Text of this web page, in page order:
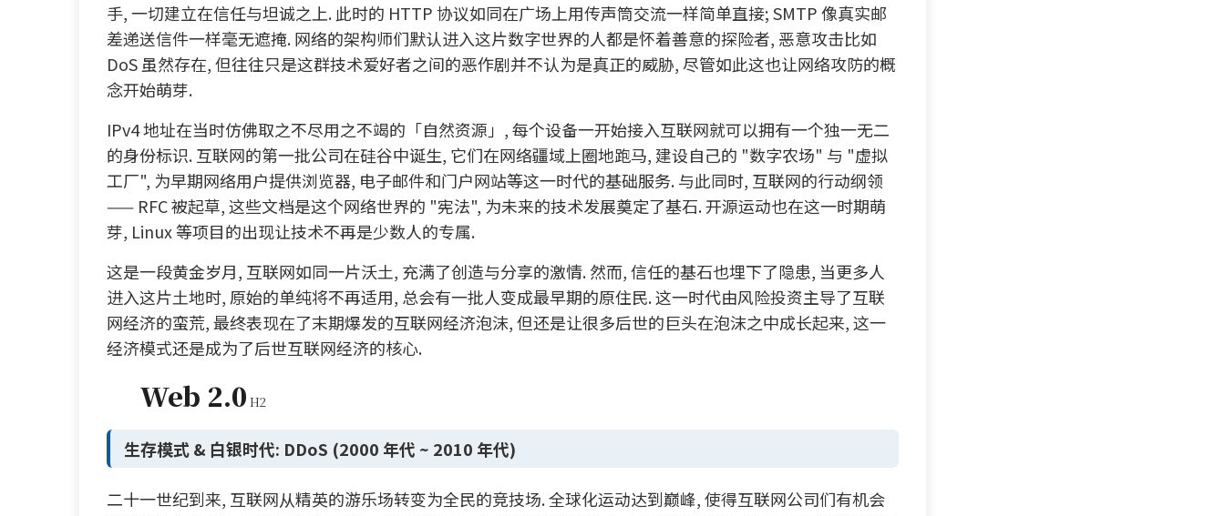
手, 一切建立在信任与坦诚之上. 此时的 HTTP 协议如同在广场上用传声筒交流一样简单直接; SMTP 像真实邮
差递送信件一样毫无遮掩. 网络的架构师们默认进入这片数字世界的人都是怀着善意的探险者, 恶意攻击比如
DoS 虽然存在, 但往往只是这群技术爱好者之间的恶作剧并不认为是真正的威胁, 尽管如此这也让网络攻防的概
念开始萌芽.
IPv4 地址在当时仿佛取之不尽用之不竭的「自然资源」, 每个设备一开始接入互联网就可以拥有一个独一无二
的身份标识. 互联网的第一批公司在硅谷中诞生, 它们在网络疆域上圈地跑马, 建设自己的 "数字农场" 与 "虚拟
工厂", 为早期网络用户提供浏览器, 电子邮件和门户网站等这一时代的基础服务. 与此同时, 互联网的行动纲领
—— RFC 被起草, 这些文档是这个网络世界的 "宪法", 为未来的技术发展奠定了基石. 开源运动也在这一时期萌
芽, Linux 等项目的出现让技术不再是少数人的专属.
这是一段黄金岁月, 互联网如同一片沃土, 充满了创造与分享的激情. 然而, 信任的基石也埋下了隐患, 当更多人
进入这片土地时, 原始的单纯将不再适用, 总会有一批人变成最早期的原住民. 这一时代由风险投资主导了互联
网经济的蛮荒, 最终表现在了末期爆发的互联网经济泡沫, 但还是让很多后世的巨头在泡沫之中成长起来, 这一
经济模式还是成为了后世互联网经济的核心.
Web 2.0
生存模式 & 白银时代: DDoS (2000 年代 ~ 2010 年代)
二十一世纪到来, 互联网从精英的游乐场转变为全民的竞技场. 全球化运动达到巅峰, 使得互联网公司们有机会